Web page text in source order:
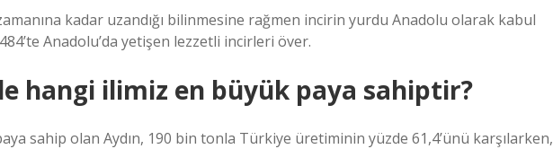
kadar uzandığı bilinmesine rağmen incirin yurdu Anadolu olarak kabul
Anadolu’da yetişen lezzetli incirleri över.
hangi ilimiz en büyük paya sahiptir?
sahip olan Aydın, 190 bin tonla Türkiye üretiminin yüzde 61,4’ünü karşılarken,